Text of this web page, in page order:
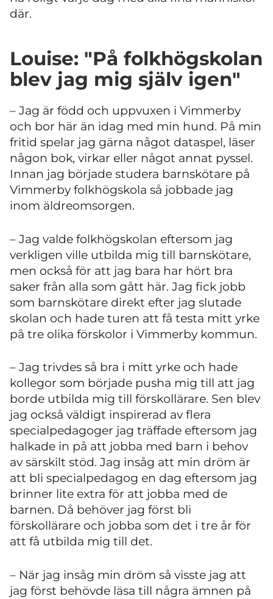
där.
Louise: "På folkhögskolan
blev jag mig själv igen"
– Jag är född och uppvuxen i Vimmerby
och bor här än idag med min hund. På min
fritid spelar jag gärna något dataspel, läser
någon bok, virkar eller något annat pyssel.
Innan jag började studera barnskötare på
Vimmerby folkhögskola så jobbade jag
inom äldreomsorgen.
– Jag valde folkhögskolan eftersom jag
verkligen ville utbilda mig till barnskötare,
men också för att jag bara har hört bra
saker från alla som gått här. Jag fick jobb
som barnskötare direkt efter jag slutade
skolan och hade turen att få testa mitt yrke
på tre olika förskolor i Vimmerby kommun.
– Jag trivdes så bra i mitt yrke och hade
kollegor som började pusha mig till att jag
borde utbilda mig till förskollärare. Sen blev
jag också väldigt inspirerad av flera
specialpedagoger jag träffade eftersom jag
halkade in på att jobba med barn i behov
av särskilt stöd. Jag insåg att min dröm är
att bli specialpedagog en dag eftersom jag
brinner lite extra för att jobba med de
barnen. Då behöver jag först bli
förskollärare och jobba som det i tre år för
att få utbilda mig till det.
– När jag insåg min dröm så visste jag att
jag först behövde läsa till några ämnen på